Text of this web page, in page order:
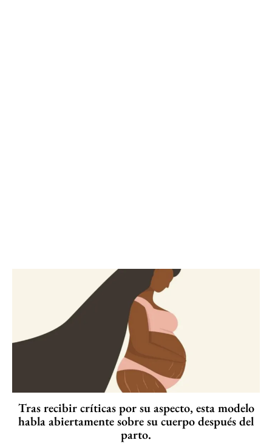
Tras recibir críticas por su aspecto, esta modelo
habla abiertamente sobre su cuerpo después del
parto.